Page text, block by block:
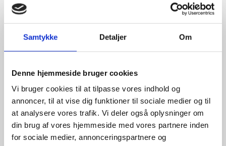
Samtykke Detaljer Om
Denne hjemmeside bruger cookies
Vi bruger cookies til at tilpasse vores indhold og
annoncer, til at vise dig funktioner til sociale medier og til
at analysere vores trafik. Vi deler også oplysninger om
din brug af vores hjemmeside med vores partnere inden
for sociale medier, annonceringspartnere og
leverandører
giver større
udvalg
For at sikre høj kvalitet og stor
leveringssikkerhed samarbejder vi
med de største og mest
anerkendte leverandører inden for